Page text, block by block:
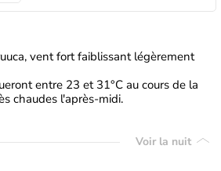
vent fort faiblissant légèrement
entre 23 et 31°C au cours de la
chaudes l'après-midi.
Voir la nuit